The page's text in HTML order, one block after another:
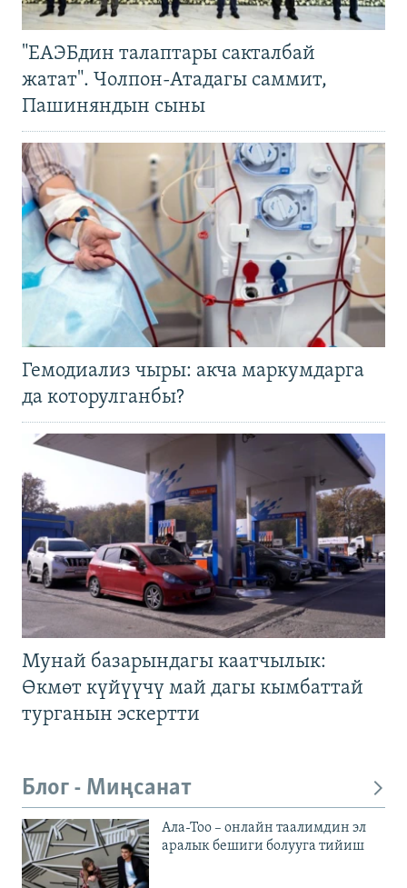
"ЕАЭБдин талаптары сакталбай
жатат". Чолпон-Атадагы саммит,
Пашиняндын сыны
Гемодиализ чыры: акча маркумдарга
да которулганбы?
Мунай базарындагы каатчылык:
Өкмөт күйүүчү май дагы кымбаттай
турганын эскертти
Блог - Миңсанат
Ала-Тоо – онлайн таалимдин эл
аралык бешиги болууга тийиш